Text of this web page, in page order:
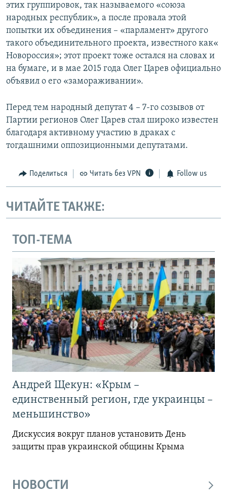
этих группировок, так называемого «союза
народных республик», а после провала этой
попытки их объединения – «парламент» другого
такого объединительного проекта, известного как«
Новороссия»; этот проект тоже остался на словах и
на бумаге, и в мае 2015 года Олег Царев официально
объявил о его «замораживании».
Перед тем народный депутат 4 – 7-го созывов от
Партии регионов Олег Царев стал широко известен
благодаря активному участию в драках с
тогдашними оппозиционными депутатами.
Поделиться Читать без VPN Follow us
ЧИТАЙТЕ ТАКЖЕ:
ТОП-ТЕМА
Андрей Щекун: «Крым –
единственный регион, где украинцы –
меньшинство»
Дискуссия вокруг планов установить День
защиты прав украинской общины Крыма
НОВОСТИ